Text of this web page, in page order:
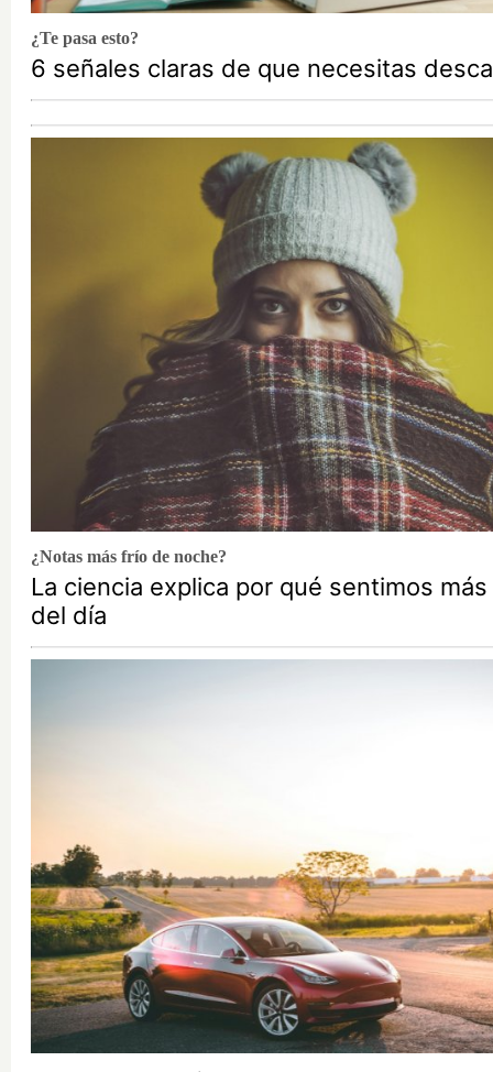
¿Te pasa esto?
6 señales claras de que necesitas
¿Notas más frío de noche?
La ciencia explica por qué sentimos
del día